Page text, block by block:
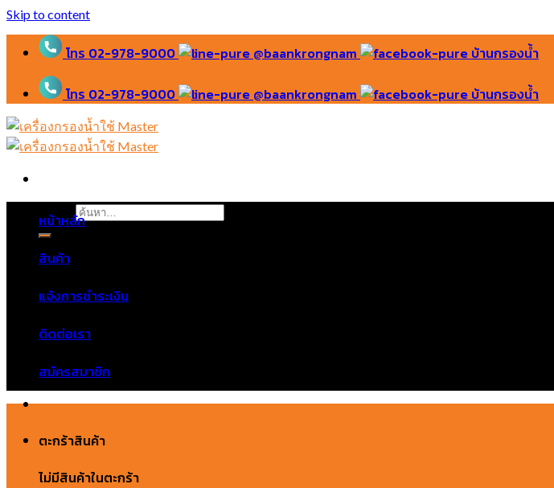
Skip to content
โทร 02-978-9000 @baankrongnam บ้านกรองน้ำ
โทร 02-978-9000 @baankrongnam บ้านกรองน้ำ
ค้นหา:
ตะกร้าสินค้า
ไม่มีสินค้าในตะกร้า
หน้าหลัก
สินค้า
แจ้งการชำระเงิน
ติดต่อเรา
สมัครสมาชิก